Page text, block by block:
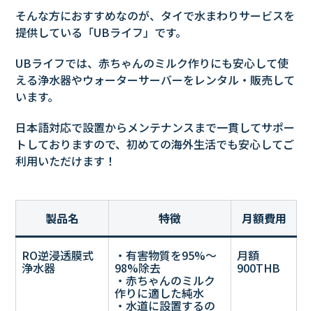
そんな方におすすめなのが、タイで水まわりサービスを
提供している「UBライフ」です。
UBライフでは、赤ちゃんのミルク作りにも安心して使
える浄水器やウォーターサーバーをレンタル・販売して
います。
日本語対応で設置からメンテナンスまで一貫してサポー
トしておりますので、初めての海外生活でも安心してご
利用いただけます！
製品名 特徴 月額費用
RO逆浸透膜式
浄水器
・有害物質を95%～
98%除去
・赤ちゃんのミルク
作りに適した純水
・水道に設置するの
月額
900THB